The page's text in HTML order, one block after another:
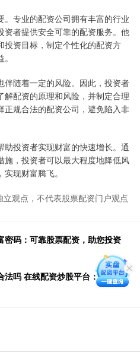
专业的配资公司拥有丰富的行业
者提供安全可靠的配资服务。他
投资目标，制定个性化的配资方
随着一定的风险。因此，投资者
配资的原理和风险，并制定合理
正规合法的配资公司，避免陷入非
投资者实现财富的快速增长。通
，投资者可以最大程度地降低风
现财富腾飞。
立观点，不代表股票配资门户观点
密码：可靠股票配资，助您投资
法吗 在线配资炒股平台：开启财